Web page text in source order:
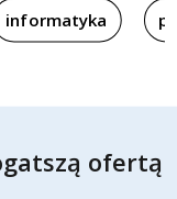
informatyka
ofertą